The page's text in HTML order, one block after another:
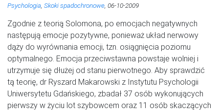
Psychologia Skoki spadochronowe , 06-10-2009
Zgodnie z teorią Solomona, po emocjach negatywnych
następują emocje pozytywne, ponieważ układ nerwowy
dąży do wyrównania emocji, tzn. osiągnięcia poziomu
optymalnego. Emocja przeciwstawna powstaje wolniej i
utrzymuje się dłużej od stanu pierwotnego. Aby sprawdzić
tą teorię, dr Ryszard Makarowski z Instytutu Psychologii
Uniwersytetu Gdańskiego, zbadał 37 osób wykonujących
pierwszy w życiu lot szybowcem oraz 11 osób skaczących